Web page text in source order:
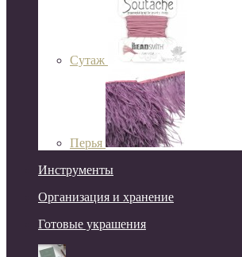
Сутаж
Перья
Инструменты
Организация и хранение
Готовые украшения